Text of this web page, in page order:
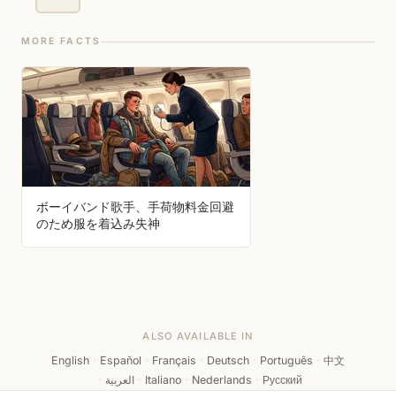
MORE FACTS
ボーイバンド歌手、手荷物料金回避
のため服を着込み失神
ALSO AVAILABLE IN
English · Español · Français · Deutsch · Português · 中文
· العربية · Italiano · Nederlands · Русский